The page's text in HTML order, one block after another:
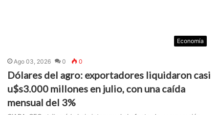
Economía
Ago 03, 2026 0 0
Dólares del agro: exportadores liquidaron casi
u$s3.000 millones en julio, con una caída
mensual del 3%